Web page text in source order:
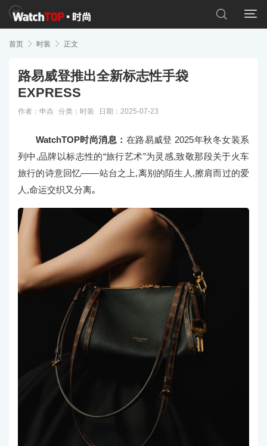


首页  时装  正文
路易威登推出全新标志性手袋
EXPRESS
作者：申垚 分类： 时装 日期：2025-07-23
WatchTOP时尚消息： 在路易威登 2025年秋冬女装系
列中,品牌以标志性的“旅行艺术”为灵感,致敬那段关于火车
旅行的诗意回忆——站台之上,离别的陌生人,擦肩而过的爱
人,命运交织又分离｡